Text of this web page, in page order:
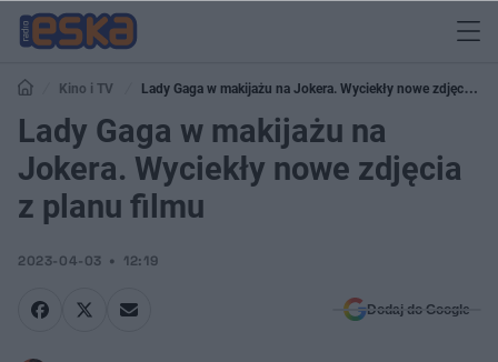
Kino i TV
Lady Gaga w makijażu na Jokera. Wyciekły nowe zdjęcia z
planu filmu
Lady Gaga w makijażu na
Jokera. Wyciekły nowe zdjęcia
z planu filmu
2023-04-03 12:19
Dodaj do Google